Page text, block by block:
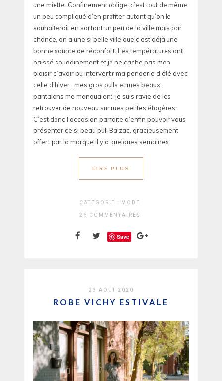
une miette. Confinement oblige, c’est tout de même
un peu compliqué d’en profiter autant qu’on le
souhaiterait en sortant un peu de la ville mais par
chance, on a une si belle ville que c’est déjà une
bonne source de réconfort. Les températures ont
baissé soudainement et je ne cache pas mon
plaisir d’avoir pu intervertir ma penderie d’été avec
celle d’hiver : mes gros pulls et mes beaux
pantalons me manquaient, je suis ravie de les
retrouver de nouveau sur mes petites étagères.
C’est donc l’occasion parfaite d’enfin pouvoir vous
présenter ce si beau pull Balzac, gracieusement
offert par la marque il y a quelques semaines.
LIRE PLUS
CATEGORIE : MODE
26 COMMENTAIRES
Save
23 AOÛT 2020
ROBE VICHY ESTIVALE